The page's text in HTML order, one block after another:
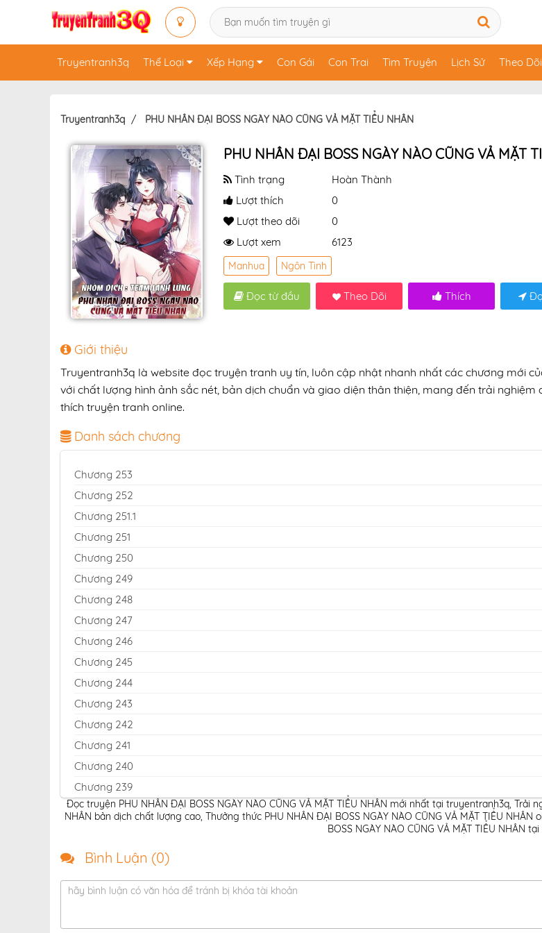
Truyentranh3q Thể Loại Xếp Hạng Con Gái Con Trai Tìm Truyện Lịch Sử Theo Dõi
Truyentranh3q PHU NHÂN ĐẠI BOSS NGÀY NÀO CŨNG VẢ MẶT TIỂU NHÂN
PHU NHÂN ĐẠI BOSS NGÀY NÀO CŨNG VẢ MẶT
Tình trạng
Hoàn Thành
Lượt thích
0
Lượt theo dõi
0
Lượt xem
6123
Manhua Ngôn Tình
Đọc từ đầu Theo Dõi Thích
Giới thiệu
Truyentranh3q là website đọc truyện tranh uy tín, luôn cập nhật nhanh nhất các chương mới
với chất lượng hình ảnh sắc nét, bản dịch chuẩn và giao diện thân thiện, mang đến trải
thích truyện tranh online.
Danh sách chương
Chương 253
Chương 252
Chương 251.1
Chương 251
Chương 250
Chương 249
Chương 248
Chương 247
Chương 246
Chương 245
Chương 244
Chương 243
Chương 242
Chương 241
Chương 240
Chương 239
Chương 238
Chương 236
Chương 234
Đọc truyện PHU NHÂN ĐẠI BOSS NGÀY NÀO CŨNG VẢ MẶT TIỂU NHÂN mới nhất tại truyentranh3q, Trải
NHÂN bản dịch chất lượng cao, Thưởng thức PHU NHÂN ĐẠI BOSS NGÀY NÀO CŨNG VẢ MẶT TIỂU
BOSS NGÀY NÀO CŨNG VẢ MẶT TIỂU NHÂN
Bình Luận (0)
hãy bình luận có văn hóa để tránh bị khóa tài khoản